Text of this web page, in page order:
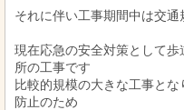
それに伴い工事期間中は交
現在応急の安全対策として
所の工事です
比較的規模の大きな工事と
防止のため